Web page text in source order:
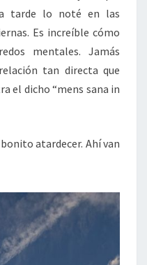
tarde lo noté en las
Es increíble cómo
mentales. Jamás
tan directa que
el dicho “mens sana in
atardecer. Ahí van